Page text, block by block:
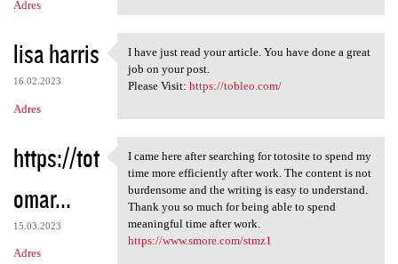
Adres
lisa harris
16.02.2023
Adres
I have just read your article
I have just read your article. You have done a great
job on your post.
Please Visit: https://tobleo.com/
https://tot
omar...
15.03.2023
Adres
I came here after searching
I came here after searching for totosite to spend my
time more efficiently after work. The content is not
burdensome and the writing is easy to understand.
Thank you so much for being able to spend
meaningful time after work.
https://www.smore.com/stmz1